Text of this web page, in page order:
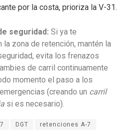
por la costa, prioriza la V-31.
seguridad: Si ya te
la zona de retención, mantén la
evita los frenazos
de carril continuamente
momento el paso a los
(creando un carril
si es necesario).
DGT retenciones A-7